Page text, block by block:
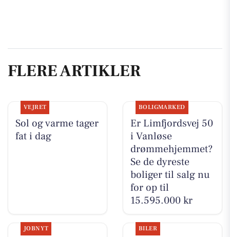
FLERE ARTIKLER
VEJRET
Sol og varme tager
fat i dag
BOLIGMARKED
Er Limfjordsvej 50
i Vanløse
drømmehjemmet?
Se de dyreste
boliger til salg nu
for op til
15.595.000 kr
JOBNYT BILER